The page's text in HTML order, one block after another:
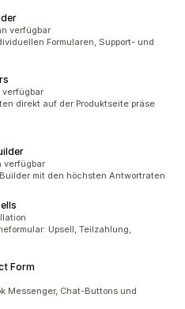
verfügbar
Formularen, Support- und
verfügbar
direkt auf der Produktseite präse
verfügbar
mit den höchsten Antwortraten
Upsell, Teilzahlung,
Form
Messenger, Chat-Buttons und